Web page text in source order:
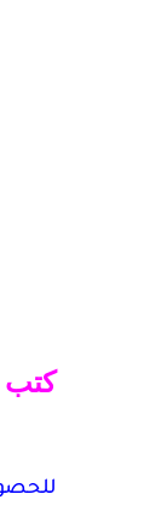
كتب
للحصول